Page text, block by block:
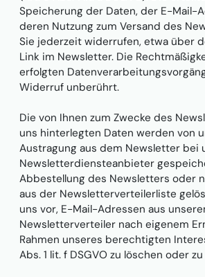
Speicherung der Daten, der E-Mail-
deren Nutzung zum Versand des
Sie jederzeit widerrufen, etwa über
Link im Newsletter. Die
erfolgten
Widerruf unberührt.
Die von Ihnen zum Zwecke des
uns hinterlegten Daten werden von
Austragung aus dem Newsletter bei
Newsletterdiensteanbieter
Abbestellung des Newsletters oder
aus der Newsletterverteilerliste
uns vor, E-Mail-Adressen aus
Newsletterverteiler nach eigenem
Rahmen unseres berechtigten
Abs. 1 lit. f DSGVO zu löschen oder